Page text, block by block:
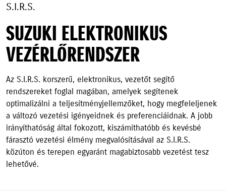
S.I.R.S.
SUZUKI ELEKTRONIKUS
VEZÉRLŐRENDSZER
Az S.I.R.S. korszerű, elektronikus, vezetőt segítő
rendszereket foglal magában, amelyek segítenek
optimalizálni a teljesítményjellemzőket, hogy megfeleljenek
a változó vezetési igényeidnek és preferenciáidnak. A jobb
irányíthatóság által fokozott, kiszámíthatóbb és kevésbé
fárasztó vezetési élmény megvalósításával az S.I.R.S.
közúton és terepen egyaránt magabiztosabb vezetést tesz
lehetővé.